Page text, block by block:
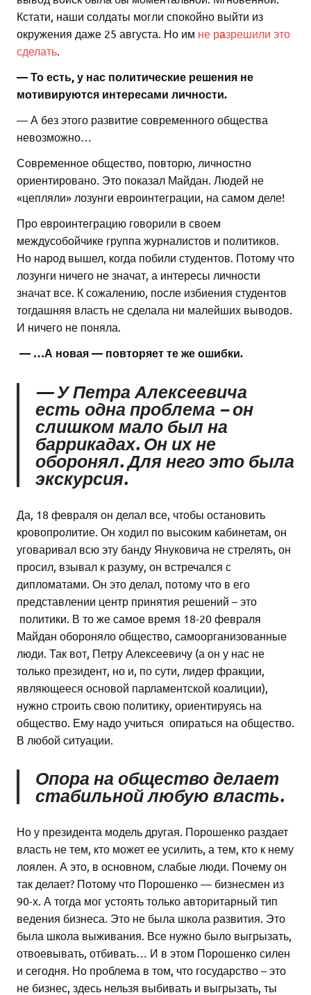
Кстати, наши солдаты могли спокойно выйти из
окружения даже 25 августа. Но им не разрешили это
сделать.
— То есть, у нас политические решения не
мотивируются интересами личности.
— А без этого развитие современного общества
невозможно…
Современное общество, повторю, личностно
ориентировано. Это показал Майдан. Людей не
«цепляли» лозунги евроинтеграции, на самом деле!
Про евроинтеграцию говорили в своем
междусобойчике группа журналистов и политиков.
Но народ вышел, когда побили студентов. Потому что
лозунги ничего не значат, а интересы личности
значат все. К сожалению, после избиения студентов
тогдашняя власть не сделала ни малейших выводов.
И ничего не поняла.
— …А новая — повторяет те же ошибки.
— У Петра Алексеевича
есть одна проблема – он
слишком мало был на
баррикадах. Он их не
оборонял. Для него это была
экскурсия.
Да, 18 февраля он делал все, чтобы остановить
кровопролитие. Он ходил по высоким кабинетам, он
уговаривал всю эту банду Януковича не стрелять, он
просил, взывал к разуму, он встречался с
дипломатами. Он это делал, потому что в его
представлении центр принятия решений – это
политики. В то же самое время 18-20 февраля
Майдан обороняло общество, самоорганизованные
люди. Так вот, Петру Алексеевичу (а он у нас не
только президент, но и, по сути, лидер фракции,
являющееся основой парламентской коалиции),
нужно строить свою политику, ориентируясь на
общество. Ему надо учиться опираться на общество.
В любой ситуации.
Опора на общество делает
стабильной любую власть.
Но у президента модель другая. Порошенко раздает
власть не тем, кто может ее усилить, а тем, кто к нему
лоялен. А это, в основном, слабые люди. Почему он
так делает? Потому что Порошенко — бизнесмен из
90-х. А тогда мог устоять только авторитарный тип
ведения бизнеса. Это не была школа развития. Это
была школа выживания. Все нужно было выгрызать,
отвоевывать, отбивать… И в этом Порошенко силен
и сегодня. Но проблема в том, что государство – это
не бизнес, здесь нельзя выбивать и выгрызать, ты